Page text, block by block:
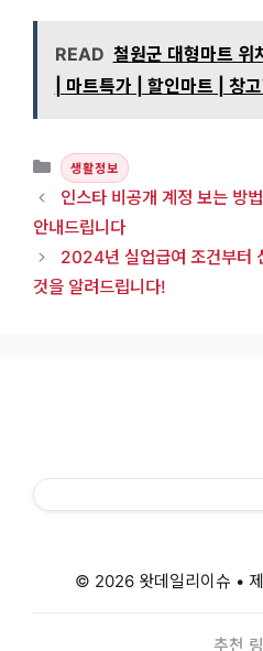
READ 철원군 대형마트 위
| 마트특가 | 할인마트 | 창
카테고리
생활정보
인스타 비공개 계정 보는 방
안내드립니다
2024년 실업급여 조건부터
것을 알려드립니다!
© 2026 왓데일리이슈 •
추천